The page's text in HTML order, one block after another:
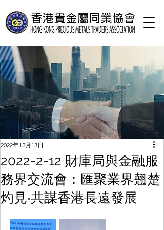
2022-2-12 財庫局與金融服
務界交流會：匯聚業界翹楚
灼見‧共謀香港長遠發展
2022年12月13日